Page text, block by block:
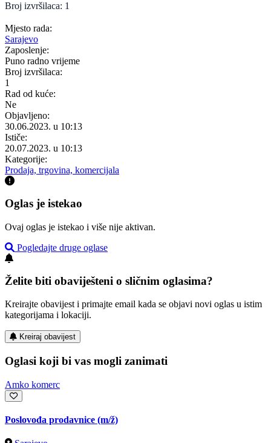
Broj izvršilaca: 1
Mjesto rada:
Sarajevo
Zaposlenje:
Puno radno vrijeme
Broj izvršilaca:
1
Rad od kuće:
Ne
Objavljeno:
30.06.2023. u 10:13
Ističe:
20.07.2023. u 10:13
Kategorije:
Prodaja, trgovina, komercijala
Oglas je istekao
Ovaj oglas je istekao i više nije aktivan.
Pogledajte druge oglase
Želite biti obaviješteni o sličnim oglasima?
Kreirajte obavijest i primajte email kada se objavi novi oglas u istim
kategorijama i lokaciji.
Kreiraj obavijest
Oglasi koji bi vas mogli zanimati
Amko komerc
Poslovođa prodavnice (m/ž)